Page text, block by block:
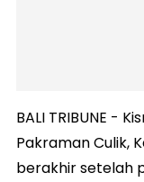
BALI TRIBUNE -
Pakraman Culik,
berakhir setelah